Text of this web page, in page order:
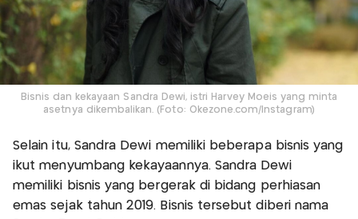
Bisnis dan kekayaan Sandra Dewi, istri Harvey Moeis yang minta
asetnya dikembalikan. (Foto: Okezone.com/Instagram)
Selain itu, Sandra Dewi memiliki beberapa bisnis yang
ikut menyumbang kekayaannya. Sandra Dewi
memiliki bisnis yang bergerak di bidang perhiasan
emas sejak tahun 2019. Bisnis tersebut diberi nama